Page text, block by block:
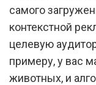
самого
контекстной
целевую
примеру, у вас
животных, и